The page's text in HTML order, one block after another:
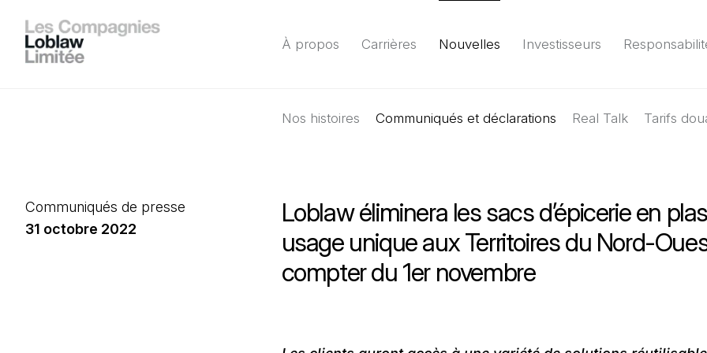
À propos Carrières
(Il
Nouvelles Investisseurs
Environnement Société Gouvernance
Nos histoires Communiqués et déclarations Real Talk Tarifs
Communiqués de presse
31 octobre 2022
Loblaw éliminera les sacs d’épicerie en
usage unique aux Territoires du Nord-
compter du 1er novembre